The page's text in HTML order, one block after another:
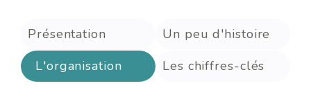
Présentation
Un peu d'histoire
L'organisation
Les chiffres-clés